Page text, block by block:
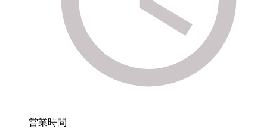
営業時間